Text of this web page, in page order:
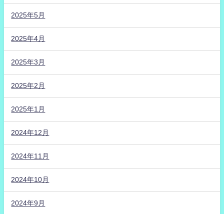
2025年5月
2025年4月
2025年3月
2025年2月
2025年1月
2024年12月
2024年11月
2024年10月
2024年9月